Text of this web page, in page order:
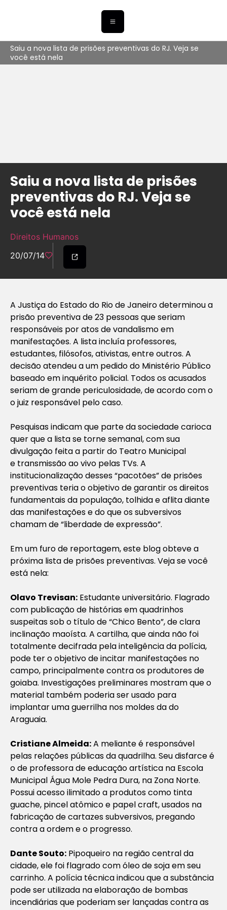
Saiu a nova lista de prisões preventivas do RJ. Veja se
você está nela
Saiu a nova lista de prisões
preventivas do RJ. Veja se
você está nela
Direitos Humanos
20/07/14
A Justiça do Estado do Rio de Janeiro determinou a
prisão preventiva de 23 pessoas que seriam
responsáveis por atos de vandalismo em
manifestações. A lista incluía professores,
estudantes, filósofos, ativistas, entre outros. A
decisão atendeu a um pedido do Ministério Público
baseado em inquérito policial. Todos os acusados
seriam de grande periculosidade, de acordo com o
o juiz responsável pelo caso.
Pesquisas indicam que parte da sociedade carioca
quer que a lista se torne semanal, com sua
divulgação feita a partir do Teatro Municipal
e transmissão ao vivo pelas TVs. A
institucionalização desses “pacotões” de prisões
preventivas teria o objetivo de garantir os direitos
fundamentais da população, tolhida e aflita diante
das manifestações e do que os subversivos
chamam de “liberdade de expressão”.
Em um furo de reportagem, este blog obteve a
próxima lista de prisões preventivas. Veja se você
está nela:
Olavo Trevisan: Estudante universitário. Flagrado
com publicação de histórias em quadrinhos
suspeitas sob o título de “Chico Bento”, de clara
inclinação maoísta. A cartilha, que ainda não foi
totalmente decifrada pela inteligência da polícia,
pode ter o objetivo de incitar manifestações no
campo, principalmente contra os produtores de
goiaba. Investigações preliminares mostram que o
material também poderia ser usado para
implantar uma guerrilha nos moldes da do
Araguaia.
Cristiane Almeida:A meliante é responsável
pelas relações públicas da quadrilha. Seu disfarce é
o de professora de educação artística na Escola
Municipal Água Mole Pedra Dura, na Zona Norte.
Possui acesso ilimitado a produtos como tinta
guache, pincel atômico e papel craft, usados na
fabricação de cartazes subversivos, pregando
contra a ordem e o progresso.
Dante Souto: Pipoqueiro na região central da
cidade, ele foi flagrado com óleo de soja em seu
carrinho. A polícia técnica indicou que a substância
pode ser utilizada na elaboração de bombas
incendiárias que poderiam ser lançadas contra as